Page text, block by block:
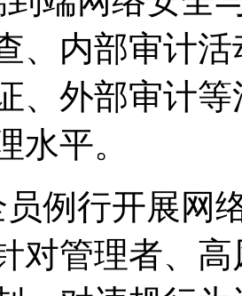
查、内部审
证、外部审
水平。
全员例行开展
针对管理者